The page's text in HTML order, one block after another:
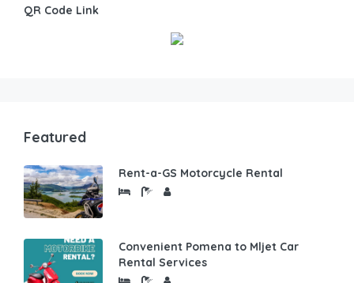
QR Code Link
Featured
Rent-a-GS Motorcycle Rental
Convenient Pomena to Mljet Car
Rental Services